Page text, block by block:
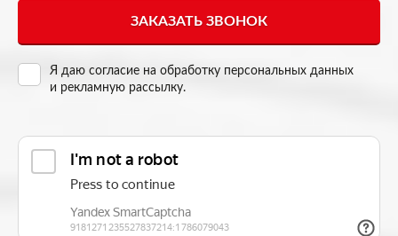
Я даю согласие на обработку персональных данных
и рекламную рассылку.